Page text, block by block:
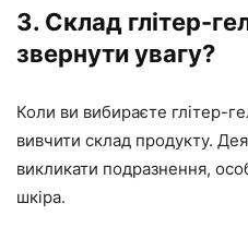
3. Склад глітер-
звернути увагу?
Коли ви вибираєте глітер-
вивчити склад продукту.
викликати подразнення,
шкіра.